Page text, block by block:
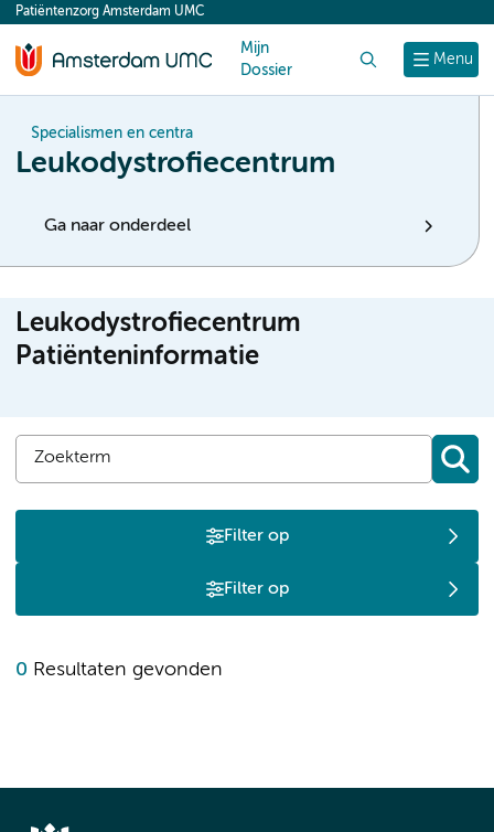
content
Menu
Patiëntenzorg Amsterdam UMC
Mijn
Dossier
Specialismen en centra
Leukodystrofiecentrum
Ga naar onderdeel
Leukodystrofiecentrum
Patiënteninformatie
Filter op
Filter op
0 Resultaten gevonden